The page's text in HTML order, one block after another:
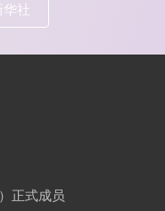
华社
正式成员